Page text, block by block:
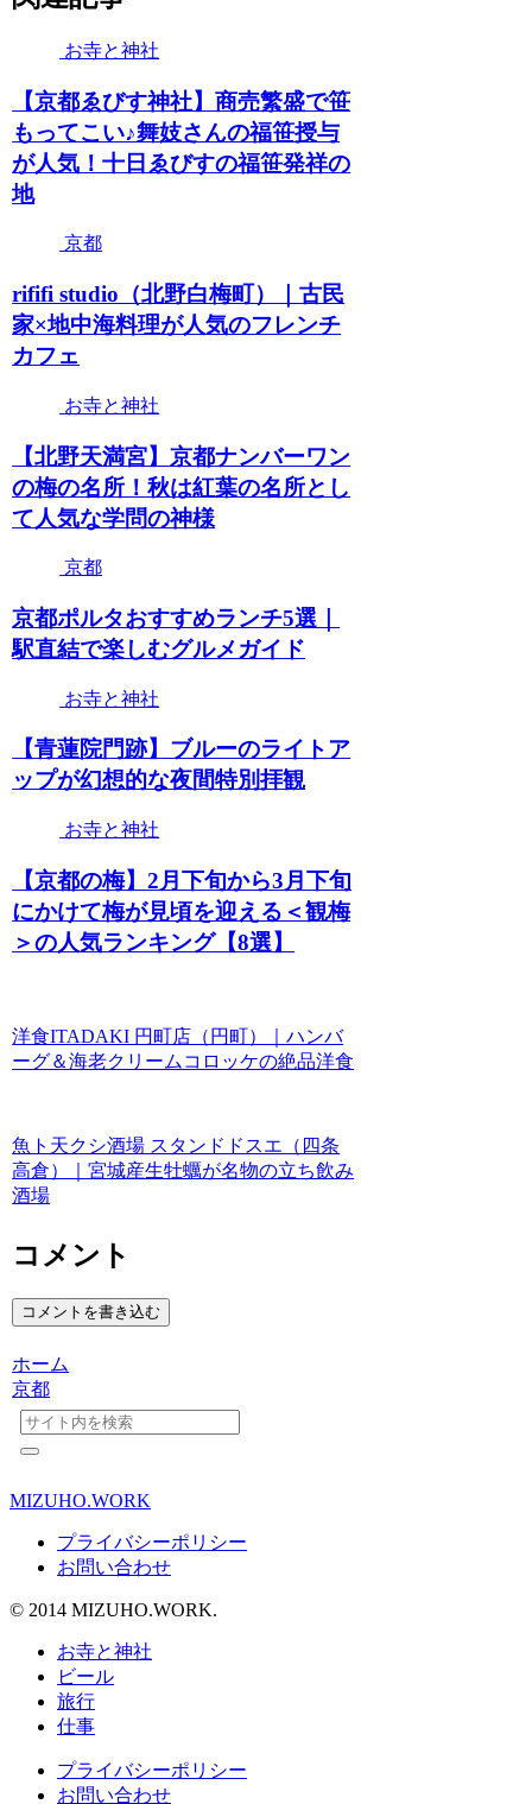
お寺と神社
【京都ゑびす神社】商売繁盛で笹
もってこい♪舞妓さんの福笹授与
が人気！十日ゑびすの福笹発祥の
地
京都
rififi studio（北野白梅町）｜古民
家×地中海料理が人気のフレンチ
カフェ
お寺と神社
【北野天満宮】京都ナンバーワン
の梅の名所！秋は紅葉の名所とし
て人気な学問の神様
京都
京都ポルタおすすめランチ5選｜
駅直結で楽しむグルメガイド
お寺と神社
【青蓮院門跡】ブルーのライトア
ップが幻想的な夜間特別拝観
お寺と神社
【京都の梅】2月下旬から3月下旬
にかけて梅が見頃を迎える＜観梅
＞の人気ランキング【8選】
洋食ITADAKI 円町店（円町）｜ハンバ
ーグ＆海老クリームコロッケの絶品洋食
魚ト天クシ酒場 スタンドドスエ（四条
高倉）｜宮城産生牡蠣が名物の立ち飲み
酒場
コメント
コメントを書き込む
ホーム
京都
MIZUHO.WORK
プライバシーポリシー
お問い合わせ
© 2014 MIZUHO.WORK.
お寺と神社
ビール
旅行
仕事
プライバシーポリシー
お問い合わせ